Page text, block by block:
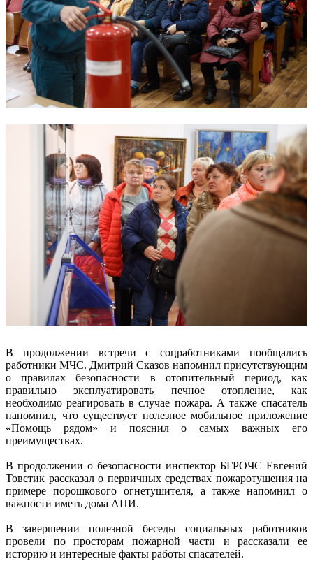
В продолжении встречи с соцработниками пообщались
работники МЧС. Дмитрий Сказов напомнил присутствующим
о правилах безопасности в отопительный период, как
правильно эксплуатировать печное отопление, как
необходимо реагировать в случае пожара. А также спасатель
напомнил, что существует полезное мобильное приложение
«Помощь рядом» и пояснил о самых важных его
преимуществах.
В продолжении о безопасности инспектор БГРОЧС Евгений
Товстик рассказал о первичных средствах пожаротушения на
примере порошкового огнетушителя, а также напомнил о
важности иметь дома АПИ.
В завершении полезной беседы социальных работников
провели по просторам пожарной части и рассказали ее
историю и интересные факты работы спасателей.